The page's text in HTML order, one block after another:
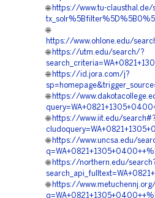
🌐 https://www.tu-clausthal.de/
🌐
https://www.ohlone.edu/
🌐 https://utm.edu/search/?
🌐 https://id.jora.com/j?
🌐 https://
🌐 https://www.iit.edu/search#?
🌐 https://www.uncsa.edu/
🌐 https://northern.edu/
🌐 https://